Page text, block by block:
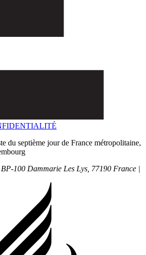
du septième jour de France métropolitaine,
100 Dammarie Les Lys, 77190 France |